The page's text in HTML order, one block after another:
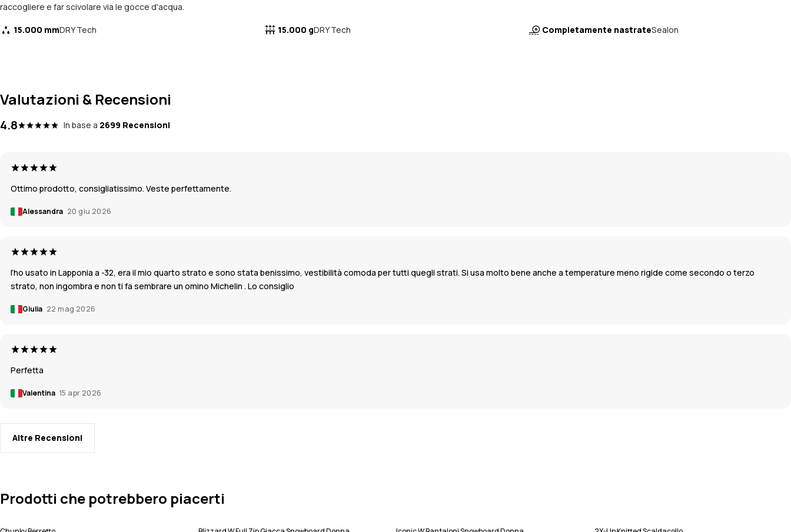
raccogliere e far scivolare via le gocce d'acqua.
15.000 mmDRY Tech 15.000 gDRY Tech Completamente nastrateSealon
Valutazioni & Recensioni
4.8 In base a 2699 Recensioni
Ottimo prodotto, consigliatissimo. Veste perfettamente.
Alessandra 20 giu 2026
l’ho usato in Lapponia a -32, era il mio quarto strato e sono stata benissimo, vestibilità comoda per tutti quegli strati. Si usa molto bene anche a temperature meno rigide come secondo o terzo
strato, non ingombra e non ti fa sembrare un omino Michelin . Lo consiglio
Giulia 22 mag 2026
Perfetta
Valentina 15 apr 2026
Altre Recensioni
Prodotti che potrebbero piacerti